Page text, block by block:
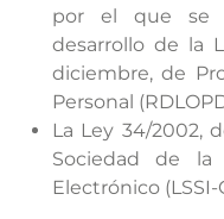
por el que se
desarrollo de la
diciembre, de
Personal
La Ley 34/2002,
Sociedad de la
Electrónico (LSSI-